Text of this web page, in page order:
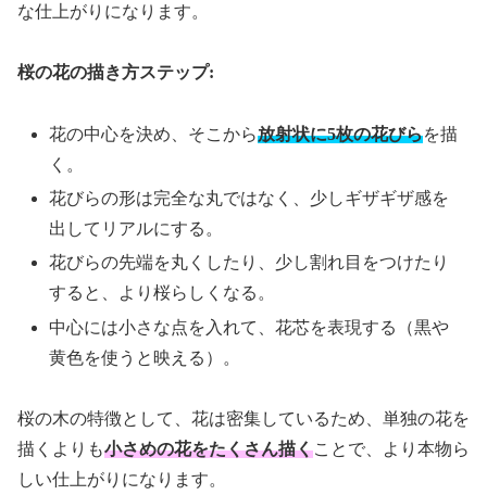
な仕上がりになります。
桜の花の描き方ステップ:
花の中心を決め、そこから放射状に5枚の花びらを描
く。
花びらの形は完全な丸ではなく、少しギザギザ感を
出してリアルにする。
花びらの先端を丸くしたり、少し割れ目をつけたり
すると、より桜らしくなる。
中心には小さな点を入れて、花芯を表現する（黒や
黄色を使うと映える）。
桜の木の特徴として、花は密集しているため、単独の花を
描くよりも小さめの花をたくさん描くことで、より本物ら
しい仕上がりになります。